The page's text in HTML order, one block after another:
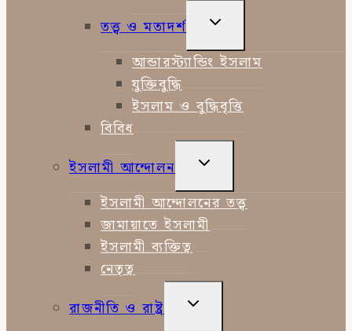
তত্ত্ব ও মতাদর্শ
TOGGLE
MENU
আন্ডারস্ট্যান্ডিং ইসলাম
যুক্তিবুদ্ধি
ইসলাম ও বুদ্ধিবৃত্তি
বিবিধ
ইসলামী আন্দোলন
TOGGLE
MENU
ইসলামী আন্দোলনের তত্ত্ব
জামায়াতে ইসলামী
ইসলামী ব্যক্তিত্ব
নেতৃত্ব
রাজনীতি ও রাষ্ট্র
TOGGLE